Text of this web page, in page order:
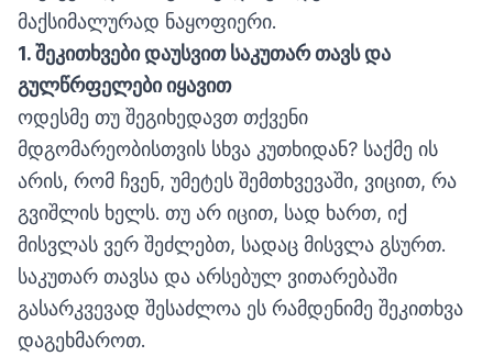
მაქსიმალურად ნაყოფიერი.
1.შეკითხვები დაუსვით საკუთარ თავს და
გულწრფელები იყავით
ოდესმე თუ შეგიხედავთ თქვენი
მდგომარეობისთვის სხვა კუთხიდან? საქმე ის
არის, რომ ჩვენ, უმეტეს შემთხვევაში, ვიცით, რა
გვიშლის ხელს. თუ არ იცით, სად ხართ, იქ
მისვლას ვერ შეძლებთ, სადაც მისვლა გსურთ.
საკუთარ თავსა და არსებულ ვითარებაში
გასარკვევად შესაძლოა ეს რამდენიმე შეკითხვა
დაგეხმაროთ.